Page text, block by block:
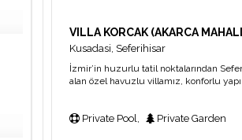
VILLA KORCAK (AKARCA
Kusadasi Seferihisar
İzmir’in huzurlu tatil noktalarından
alan özel havuzlu villamız, konforlu
aileler ve arkadaş grupları için ideal bir
Private Pool Private Garden